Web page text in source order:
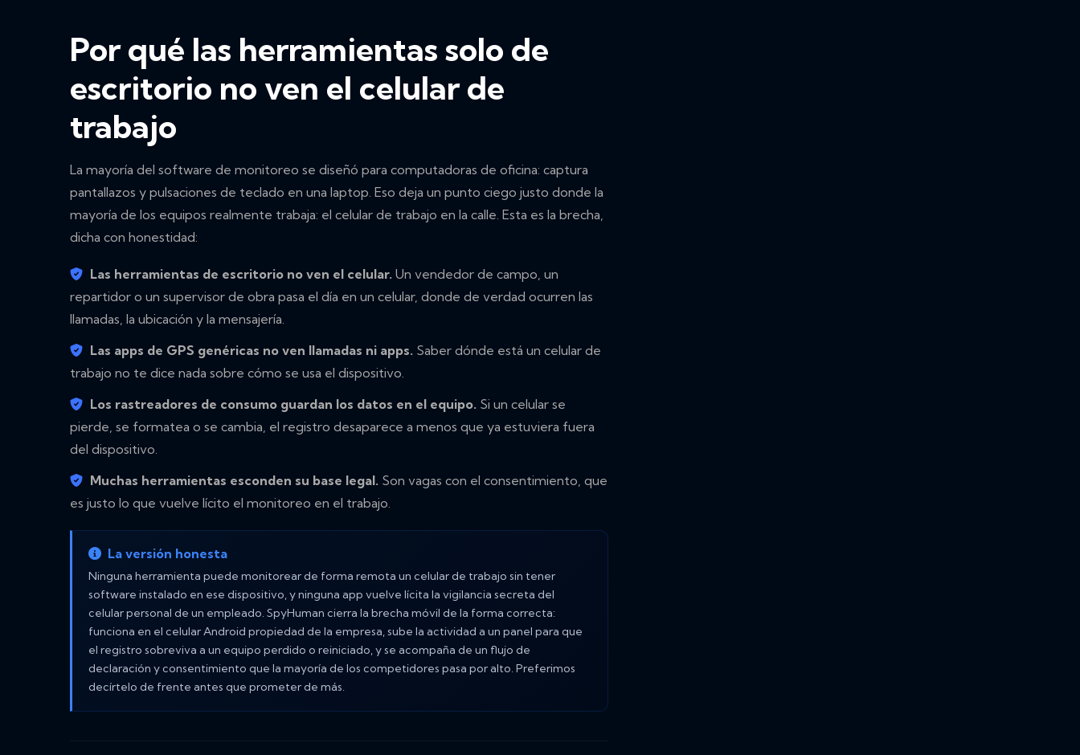
Por qué las herramientas solo de
escritorio no ven el celular de
trabajo
La mayoría del software de monitoreo se diseñó para computadoras de oficina: captura
pantallazos y pulsaciones de teclado en una laptop. Eso deja un punto ciego justo donde la
mayoría de los equipos realmente trabaja: el celular de trabajo en la calle. Esta es la brecha,
dicha con honestidad:
Las herramientas de escritorio no ven el celular. Un vendedor de campo, un
repartidor o un supervisor de obra pasa el día en un celular, donde de verdad ocurren las
llamadas, la ubicación y la mensajería.
Las apps de GPS genéricas no ven llamadas ni apps. Saber dónde está un celular de
trabajo no te dice nada sobre cómo se usa el dispositivo.
Los rastreadores de consumo guardan los datos en el equipo. Si un celular se
pierde, se formatea o se cambia, el registro desaparece a menos que ya estuviera fuera
del dispositivo.
Muchas herramientas esconden su base legal. Son vagas con el consentimiento, que
es justo lo que vuelve lícito el monitoreo en el trabajo.
La versión honesta
Ninguna herramienta puede monitorear de forma remota un celular de trabajo sin tener
software instalado en ese dispositivo, y ninguna app vuelve lícita la vigilancia secreta del
celular personal de un empleado. SpyHuman cierra la brecha móvil de la forma correcta:
funciona en el celular Android propiedad de la empresa, sube la actividad a un panel para que
el registro sobreviva a un equipo perdido o reiniciado, y se acompaña de un flujo de
declaración y consentimiento que la mayoría de los competidores pasa por alto. Preferimos
decírtelo de frente antes que prometer de más.